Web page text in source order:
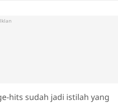
Iklan
hits sudah jadi istilah yang